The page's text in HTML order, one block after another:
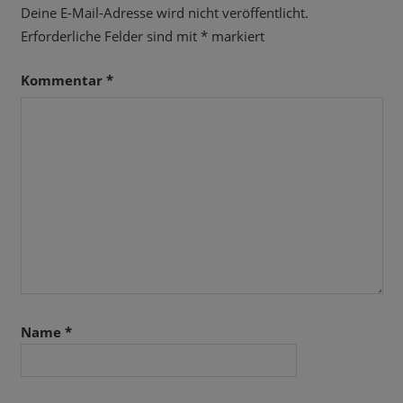
Deine E-Mail-Adresse wird nicht veröffentlicht.
Erforderliche Felder sind mit *markiert
Kommentar *
Name *